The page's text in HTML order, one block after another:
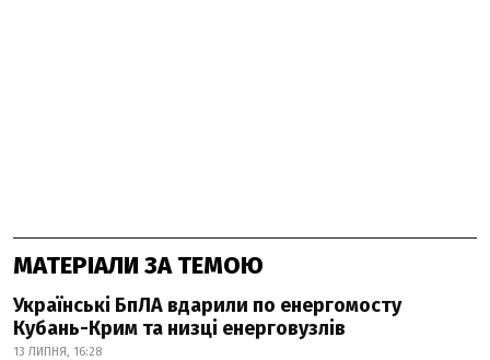
МАТЕРІАЛИ ЗА ТЕМОЮ
Українські БпЛА вдарили по енергомосту
Кубань-Крим та низці енерговузлів
13 ЛИПНЯ, 16:28